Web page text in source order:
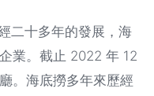
二十多年的發展，海
業。截止 2022 年 12
。海底撈多年來歷經